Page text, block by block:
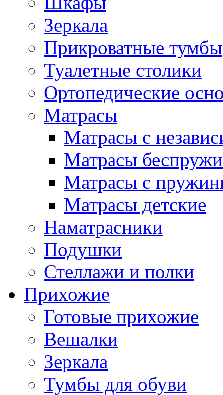
Зеркала
Прикроватные тумбы
Туалетные столики
Ортопедические
Матрасы
Матрасы с
Матрасы
Матрасы с
Матрасы детские
Наматрасники
Подушки
Стеллажи и полки
Прихожие
Готовые прихожие
Вешалки
Зеркала
Тумбы для обуви